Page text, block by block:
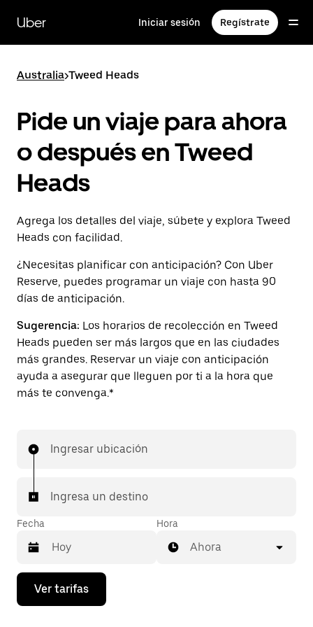
contenido
principal
Uber Iniciar sesión Regístrate
Australia>Tweed Heads
Pide un viaje para ahora
o después en Tweed
Heads
Agrega los detalles del viaje, súbete y explora Tweed
Heads con facilidad.
¿Necesitas planificar con anticipación? Con Uber
Reserve, puedes programar un viaje con hasta 90
días de anticipación.
Sugerencia: Los horarios de recolección en Tweed
Heads pueden ser más largos que en las ciudades
más grandes. Reservar un viaje con anticipación
ayuda a asegurar que lleguen por ti a la hora que
más te convenga.*
Ingresar ubicación
Ingresa un destino
Fecha
Presiona
flecha
Hora
Ahora
Ver tarifas